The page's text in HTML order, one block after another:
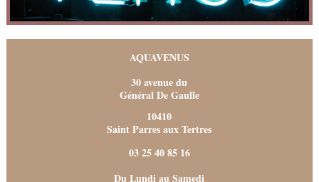
AQUAVENUS
30 avenue du
Général De Gaulle
10410
Saint Parres aux Tertres
03 25 40 85 16
Du Lundi au Samedi